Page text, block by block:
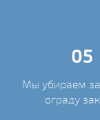
05
Мы убираем
ограду